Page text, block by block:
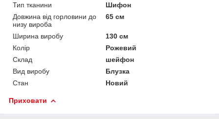
Тип тканини
Шифон
Довжина від горловини до
низу вироба
65 см
Ширина виробу
130 см
Колір
Рожевий
Склад
шейфон
Вид виробу
Блузка
Стан
Новий
Приховати